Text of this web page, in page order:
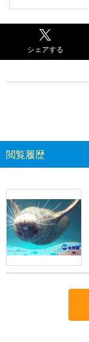
シェアする
閲覧履歴